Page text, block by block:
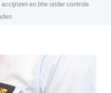
en btw onder controle